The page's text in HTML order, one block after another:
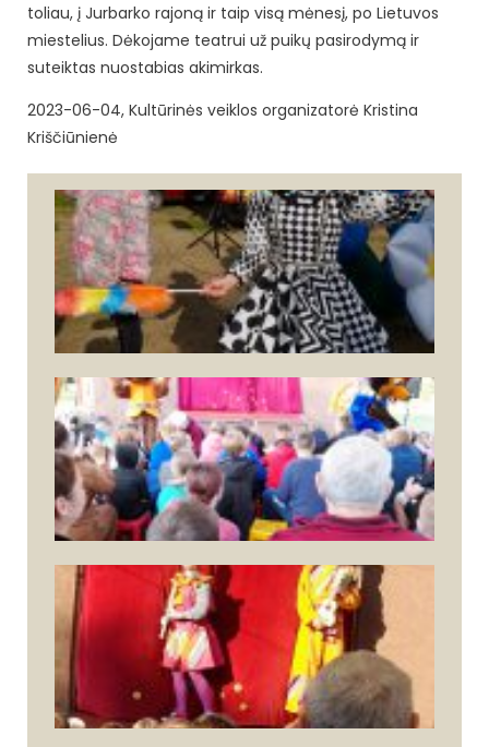
toliau, į Jurbarko rajoną ir taip visą mėnesį, po Lietuvos
miestelius. Dėkojame teatrui už puikų pasirodymą ir
suteiktas nuostabias akimirkas.
2023-06-04, Kultūrinės veiklos organizatorė Kristina
Kriščiūnienė